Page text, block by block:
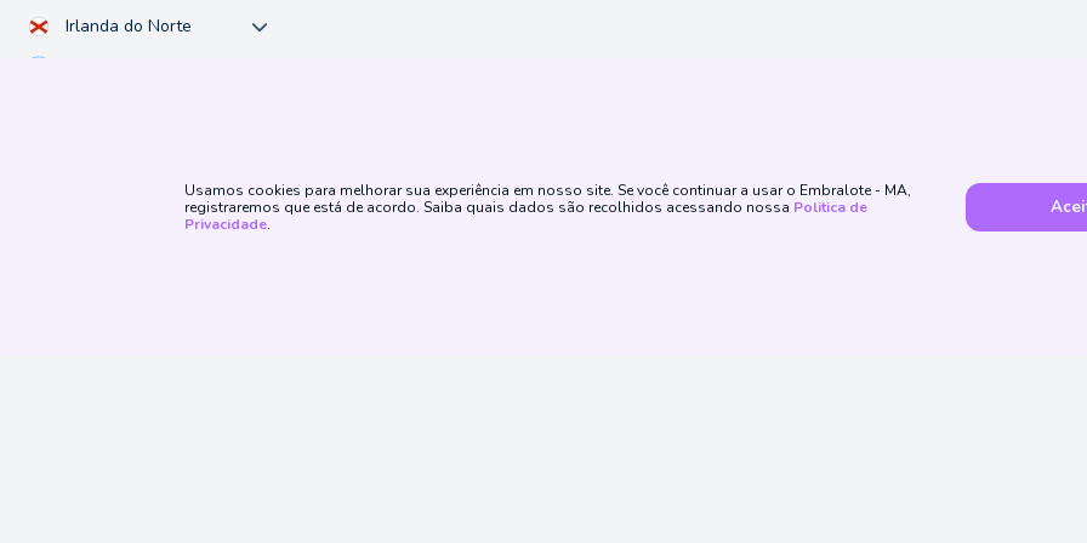
Irlanda do Norte
Usamos cookies para melhorar sua experiência em nosso site. Se você continuar a usar o Embralote - MA,
registraremos que está de acordo. Saiba quais dados são recolhidos acessando nossa Politica de
Privacidade.